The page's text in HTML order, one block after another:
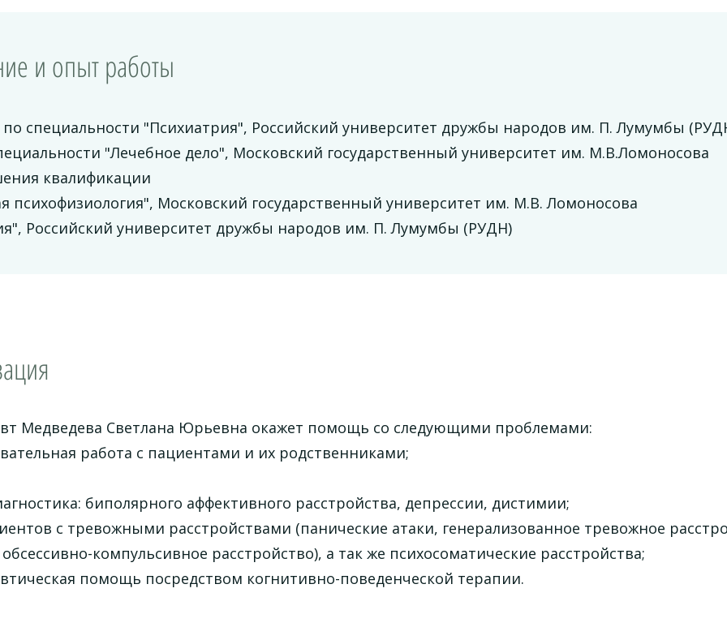
и опыт работы
специальности "Психиатрия", Российский университет дружбы народов им. П. Лумумбы
"Лечебное дело", Московский государственный университет им. М.В.Ломоносова
квалификации
психофизиология", Московский государственный университет им. М.В. Ломоносова
Российский университет дружбы народов им. П. Лумумбы (РУДН)
Медведева Светлана Юрьевна окажет помощь со следующими проблемами:
работа с пациентами и их родственниками;
биполярного аффективного расстройства, депрессии, дистимии;
с тревожными расстройствами (панические атаки, генерализованное тревожное
компульсивное расстройство), а так же психосоматические расстройства;
помощь посредством когнитивно-поведенческой терапии.